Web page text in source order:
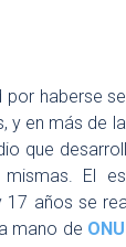
por haberse
y en más de
que
El
17 años se
mano de